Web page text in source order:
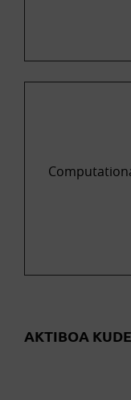
AKTIBOA